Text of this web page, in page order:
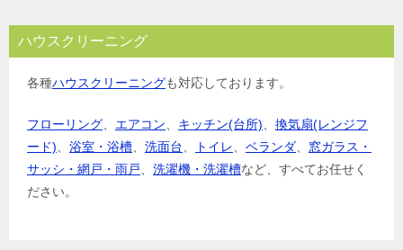
ハウスクリーニング
各種ハウスクリーニングも対応しております。
フローリング エアコン キッチン(台所)
換気扇(レンジフ
ード)
浴室・浴槽 洗面台 トイレ ベランダ
窓ガラス・
サッシ・網戸・雨戸
洗濯機・洗濯槽など、すべてお任せく
ださい。